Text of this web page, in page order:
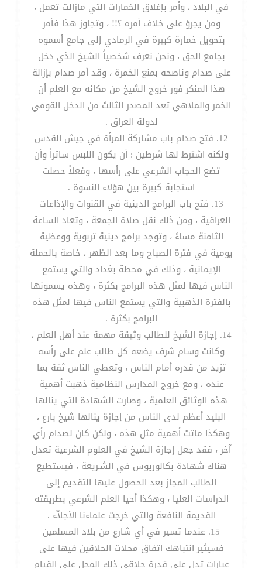
في البلاد ، وأمر بإغلاق الخمارات التي مازالت تعمل ،
ومن يجرؤ على خلاف أمره ؟!! ، وتجاوز هذا فأمر
بتحويل خمارة كبيرة في الرمادي إلى جامع أسموه
بجامع الحق ، ونحن نعرف شخصياً الشيخ الذي دخل
على صدام وناصحه بمنع الخمرة ، وقد أمر صدام بإزالة
هذا المنكر فور خروج الشيخ من مكانه مع العلم أن
الخمر والملاهي تعد المصدر الثالث من الدخل القومي
لدولة العراق .
12. فتح صدام باب مشاركة المرأة في جيش القدس
ولكنه اشترط لها شرطين : أن يكون اللبس ساتراً وأن
تضع الحجاب الشرعي على رأسها ، وفعلاً حصلت
استجابة كبيرة بين هؤلاء النسوة .
13. فتح باب البرامج الدينية في القنوات والإذاعات
العراقية ، ومن ذلك نقل صلاة الجمعة ، وتعاد الساعة
الثامنة مساءً ، وتوجد برامج دينية تربوية ووعظية
يومية في فترة الصباح وما بعد الظهر ، خاصة بالحملة
الإيمانية ، وذلك في محطة بغداد والتي يستمع
الناس فيها لمثل هذه البرامج بكثرة ، وهذه يسمونها
بالفترة الذهبية والتي يستمع الناس فيها لمثل هذه
البرامج بكثرة .
14. إجازة الشيخ للطالب وثيقة مهمة عند أهل العلم ،
وكانت وسام شرف يضعه كل طالب علم على رأسه
تزيد من قدره أمام الناس ، وتعطي الناس ثقة بما
عنده ، ومع خروج المدارس النظامية ذهبت أهمية
هذه الوثائق العلمية ، وصارت الشهادة التي ينالها
البليد أعظم لدى الناس من إجازة ينالها شيخ بارع ،
وهكذا ماتت أهمية مثل هذه ، ولكن كان لصدام رأي
آخر ، فقد جعل إجازة الشيخ في العلوم الشرعية تعدل
هناك شهادة بكالوريوس في الشـريعة ، فيستطيع
الطالب المجاز بعد الحصول عليها التقديم إلى
الدراسات العليا ، وهكذا أحيا العلم الشرعي بطريقته
القديمة النافعة والتي خرجت علماءنا الأجلاّء .
15. عندما تسير في أي شارع من بلاد المسلمين
فسيثير انتباهك اتفاق محلات الحلاقين فيها على
عبارات تدل على قدرة حلاقي ذلك المحل على القيام